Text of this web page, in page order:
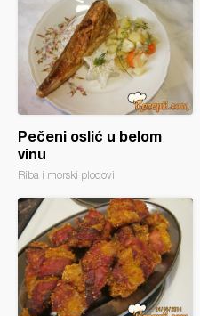
Pečeni oslić u belom
vinu
Riba i morski plodovi